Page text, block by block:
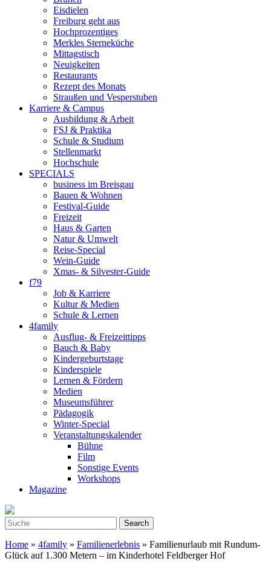
Eisdielen
Freiburg geht aus
Hochprozentiges
Merkles Sterneküche
Mittagstisch
Neuigkeiten
Restaurants
Rezept des Monats
Straußen und Vesperstuben
Karriere & Campus
Ausbildung & Arbeit
FSJ & Praktika
Schule & Studium
Stellenmarkt
Hochschule
SPECIALS
business im Breisgau
Bauen & Wohnen
Festival-Guide
Freizeit
Haus & Garten
Natur & Umwelt
Reise-Special
Wein-Guide
Xmas- & Silvester-Guide
f79
Job & Karriere
Kultur & Medien
Schule & Lernen
4family
Ausflug- & Freizeittipps
Bauch & Baby
Kindergeburtstage
Kinderspiele
Lernen & Fördern
Medien
Museumsführer
Pädagogik
Winter-Special
Veranstaltungskalender
Bühne
Film
Sonstige Events
Workshops
Magazine
Home » 4family » Familienerlebnis » Familienurlaub mit Rundum-
Glück auf 1.300 Metern – im Kinderhotel Feldberger Hof